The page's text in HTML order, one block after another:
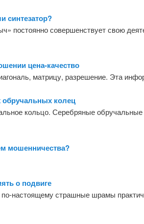
синтезатор?
постоянно совершенствует свою
цена-качество
матрицу, разрешение. Эта
колец
кольцо. Серебряные
мошенничества?
о подвиге
настоящему страшные шрамы